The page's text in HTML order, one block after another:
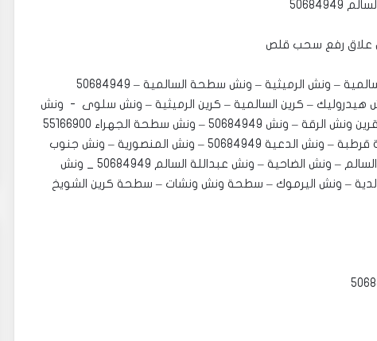
‏‎ونش السرة ونش الفنطاس 50684949 – ونش السالمية – ونش الرميثية – ونش سطحة السالمية – 50684949
– كرين السالمية – كرين الرميثية – ونش سلوى - ونش
مبارك الكبير ونش الفحيحيل 50684949 ونش القرين ونش الرقة – ونش 50684949 – ونش سطحة الجهراء 55166900
ونش ونش سطحة - ونش الروضة – ونش سطحة قرطبة – ونش الدعية 50684949 – ونش المنصورية – ونش جنوب
السرة -ونش بيان – سطحة مشرف – ونش صباح السالم – ونش الضاحية – ونش عبداللة السالم 50684949 _ ونش
50684949 – ونش الخالدية – ونش اليرموك – سطحة ونش ونشات – سطحة كرين الشويخ